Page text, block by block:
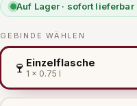
Auf Lager · sofort lieferbar
GEBINDE WÄHLEN
🍷 Einzelflasche
1 × 0.75 l